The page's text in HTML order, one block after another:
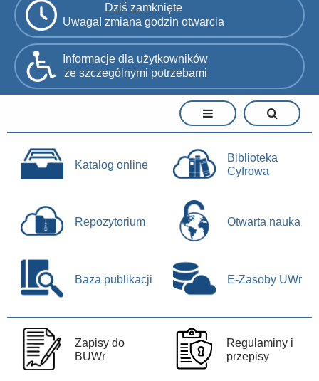
Dziś zamknięte
Uwaga! zmiana godzin otwarcia
Informacje dla użytkowników
ze szczególnymi potrzebami
Katalog online
Biblioteka
Cyfrowa
Repozytorium Otwarta nauka
Baza publikacji E-Zasoby UWr
Zapisy do
BUWr
Regulaminy i
przepisy